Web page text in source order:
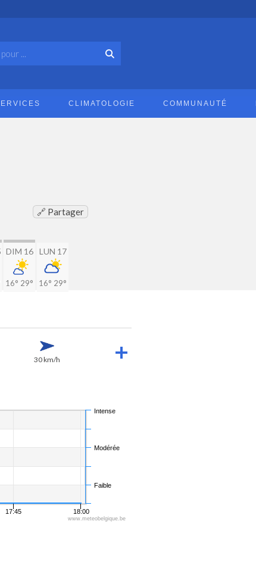
CLIMATOLOGIE COMMUNAUTÉ
🔗 Partager
DIM 16
16° 29°
LUN 17
16° 29°
30 km/h
17:45 18:00
Faible
Modérée
Intense
www.meteobelgique.be